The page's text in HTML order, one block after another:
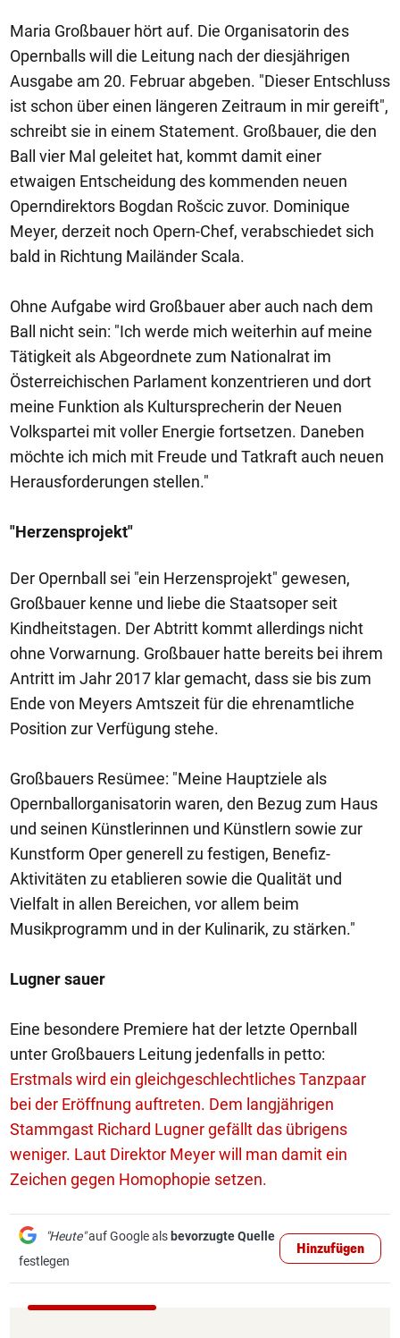
Maria Großbauer hört auf. Die Organisatorin des
Opernballs will die Leitung nach der diesjährigen
Ausgabe am 20. Februar abgeben. "Dieser Entschluss
ist schon über einen längeren Zeitraum in mir gereift",
schreibt sie in einem Statement. Großbauer, die den
Ball vier Mal geleitet hat, kommt damit einer
etwaigen Entscheidung des kommenden neuen
Operndirektors Bogdan Rošcic zuvor. Dominique
Meyer, derzeit noch Opern-Chef, verabschiedet sich
bald in Richtung Mailänder Scala.
Ohne Aufgabe wird Großbauer aber auch nach dem
Ball nicht sein: "Ich werde mich weiterhin auf meine
Tätigkeit als Abgeordnete zum Nationalrat im
Österreichischen Parlament konzentrieren und dort
meine Funktion als Kultursprecherin der Neuen
Volkspartei mit voller Energie fortsetzen. Daneben
möchte ich mich mit Freude und Tatkraft auch neuen
Herausforderungen stellen."
"Herzensprojekt"
Der Opernball sei "ein Herzensprojekt" gewesen,
Großbauer kenne und liebe die Staatsoper seit
Kindheitstagen. Der Abtritt kommt allerdings nicht
ohne Vorwarnung. Großbauer hatte bereits bei ihrem
Antritt im Jahr 2017 klar gemacht, dass sie bis zum
Ende von Meyers Amtszeit für die ehrenamtliche
Position zur Verfügung stehe.
Großbauers Resümee: "Meine Hauptziele als
Opernballorganisatorin waren, den Bezug zum Haus
und seinen Künstlerinnen und Künstlern sowie zur
Kunstform Oper generell zu festigen, Benefiz-
Aktivitäten zu etablieren sowie die Qualität und
Vielfalt in allen Bereichen, vor allem beim
Musikprogramm und in der Kulinarik, zu stärken."
Lugner sauer
Eine besondere Premiere hat der letzte Opernball
unter Großbauers Leitung jedenfalls in petto:
Erstmals wird ein gleichgeschlechtliches Tanzpaar
bei der Eröffnung auftreten. Dem langjährigen
Stammgast Richard Lugner gefällt das übrigens
weniger. Laut Direktor Meyer will man damit ein
Zeichen gegen Homophopie setzen.
"Heute"auf Google als bevorzugte Quelle
festlegen
Hinzufügen